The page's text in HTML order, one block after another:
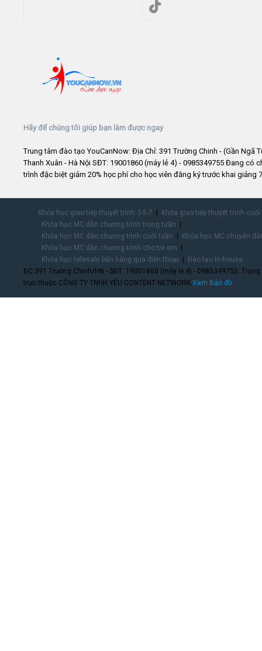
Hãy để chúng tôi giúp bạn làm được ngay
Trung tâm đào tạo YouCanNow: Địa Chỉ: 391 Trường Chinh - (Gần Ngã
Thanh Xuân - Hà Nội SĐT: 19001860 (máy lẻ 4) - 0985349755 Đang có
trình đặc biệt giảm 20% học phí cho học viên đăng ký trước khai giảng
Khóa học giao tiếp thuyết trình 3-5-7
Khóa giao tiếp thuyết trình
Khóa học MC dẫn chương trình trong tuần
Khóa học MC dẫn chương trình cuối tuần
Khóa học MC chuyên
Khóa học MC dẫn chương trình cho trẻ em
Khóa học telesale bán hàng qua điện thoại
Đào tạo In-house
ĐC:391 Trường Chinh/HN - SĐT: 19001860 (máy lẻ 4) - 0985349755.
trực thuộc CÔNG TY TNHH YÊU CONTENT NETWORK.Xem Bản đồ